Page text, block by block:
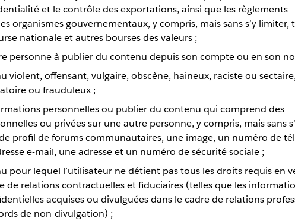
et le contrôle des exportations, ainsi que les règlements
organismes gouvernementaux, y compris, mais sans s’y limiter,
nationale et autres bourses des valeurs ;
personne à publier du contenu depuis son compte ou en son
violent, offensant, vulgaire, obscène, haineux, raciste ou sectaire,
ou frauduleux ;
personnelles ou publier du contenu qui comprend des
ou privées sur une autre personne, y compris, mais sans
profil de forums communautaires, une image, un numéro de
e-mail, une adresse et un numéro de sécurité sociale ;
pour lequel l’utilisateur ne détient pas tous les droits requis en
de relations contractuelles et fiduciaires (telles que les
acquises ou divulguées dans le cadre de relations
de non-divulgation) ;